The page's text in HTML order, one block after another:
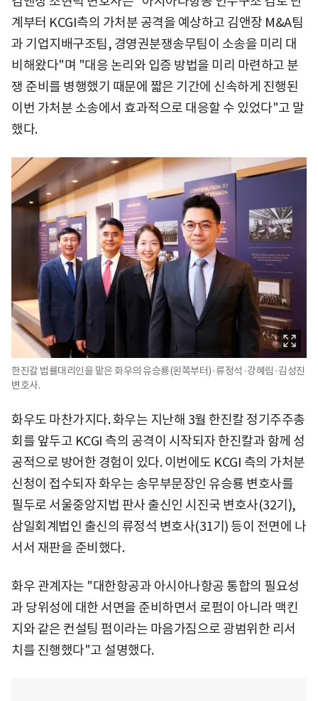
계부터 KCGI측의 가처분 공격을 예상하고 김앤장 M&A팀
과 기업지배구조팀, 경영권분쟁송무팀이 소송을 미리 대
비해왔다"며 "대응 논리와 입증 방법을 미리 마련하고 분
쟁 준비를 병행했기 때문에 짧은 기간에 신속하게 진행된
이번 가처분 소송에서 효과적으로 대응할 수 있었다"고 말
했다.
한진칼 법률대리인을 맡은 화우의 유승룡(왼쪽부터)·류정석·강혜림·김성진
변호사.
화우도 마찬가지다. 화우는 지난해 3월 한진칼 정기주주총
회를 앞두고 KCGI 측의 공격이 시작되자 한진칼과 함께 성
공적으로 방어한 경험이 있다. 이번에도 KCGI 측의 가처분
신청이 접수되자 화우는 송무부문장인 유승룡 변호사를
필두로 서울중앙지법 판사 출신인 시진국 변호사(32기),
삼일회계법인 출신의 류정석 변호사(31기) 등이 전면에 나
서서 재판을 준비했다.
화우 관계자는 "대한항공과 아시아나항공 통합의 필요성
과 당위성에 대한 서면을 준비하면서 로펌이 아니라 맥킨
지와 같은 컨설팅 펌이라는 마음가짐으로 광범위한 리서
치를 진행했다"고 설명했다.